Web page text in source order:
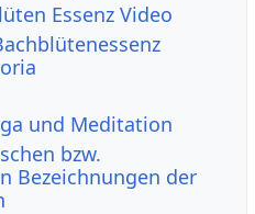
Essenz Video
und Meditation
bzw.
Bezeichnungen der